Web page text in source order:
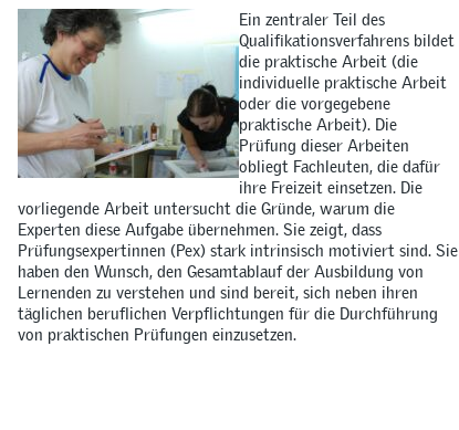
Ein zentraler Teil des
Qualifikationsverfahrens bildet
die praktische Arbeit (die
individuelle praktische Arbeit
oder die vorgegebene
praktische Arbeit). Die
Prüfung dieser Arbeiten
obliegt Fachleuten, die dafür
ihre Freizeit einsetzen. Die
vorliegende Arbeit untersucht die Gründe, warum die
Experten diese Aufgabe übernehmen. Sie zeigt, dass
Prüfungsexpertinnen (Pex) stark intrinsisch motiviert sind. Sie
haben den Wunsch, den Gesamtablauf der Ausbildung von
Lernenden zu verstehen und sind bereit, sich neben ihren
täglichen beruflichen Verpflichtungen für die Durchführung
von praktischen Prüfungen einzusetzen.